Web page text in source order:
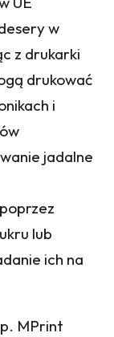
w
z drukarki
drukować
i
jadalne
lub
ich na
MPrint